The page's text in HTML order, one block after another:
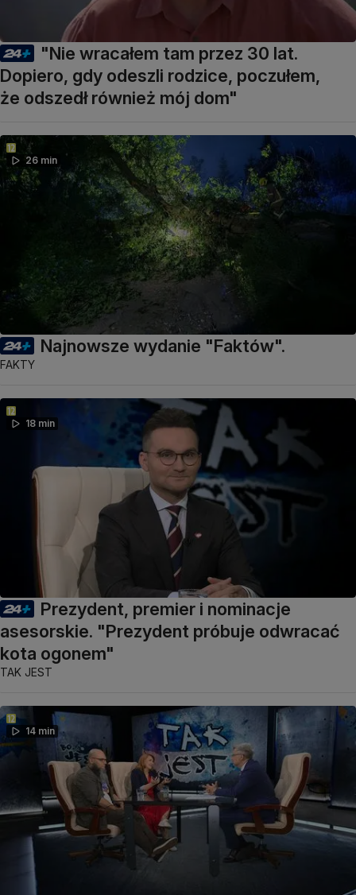
"Nie wracałem tam przez 30 lat.
Dopiero, gdy odeszli rodzice, poczułem,
że odszedł również mój dom"
26 min
Najnowsze wydanie "Faktów".
FAKTY
18 min
Prezydent, premier i nominacje
asesorskie. "Prezydent próbuje odwracać
kota ogonem"
TAK JEST
14 min